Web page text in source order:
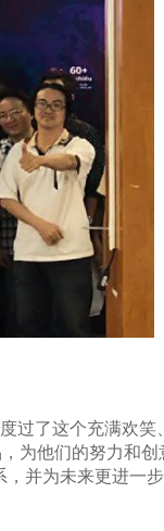
过了这个充满欢笑
为他们的努力和
并为未来更进一